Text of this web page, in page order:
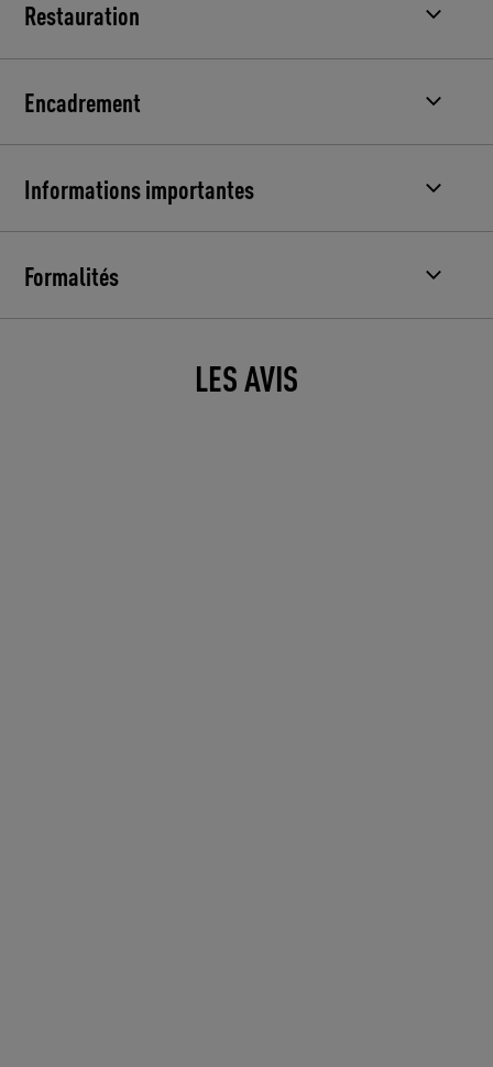
Restauration
Encadrement
Informations importantes
Formalités
LES AVIS